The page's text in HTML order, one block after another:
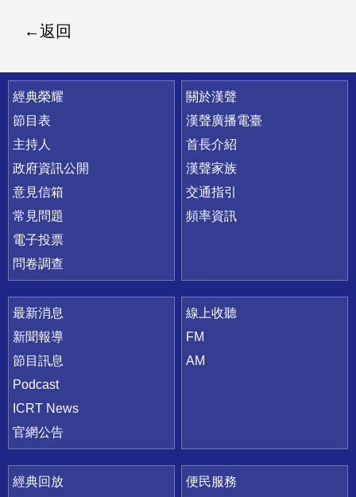
返回
快速連結
經典榮耀
節目表
主持人
政府資訊公開
意見信箱
常見問題
電子投票
問卷調查
關於漢聲
漢聲廣播電臺
首長介紹
漢聲家族
交通指引
頻率資訊
最新消息
新聞報導
節目訊息
Podcast
ICRT News
官網公告
線上收聽
FM
AM
經典回放
便民服務